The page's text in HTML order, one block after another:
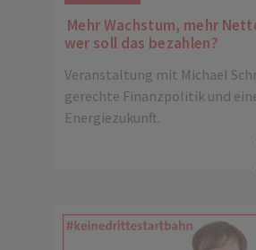
Mehr Wachstum, mehr
wer soll das bezahlen?
Veranstaltung mit Michael
gerechte Finanzpolitik und
Energiezukunft.